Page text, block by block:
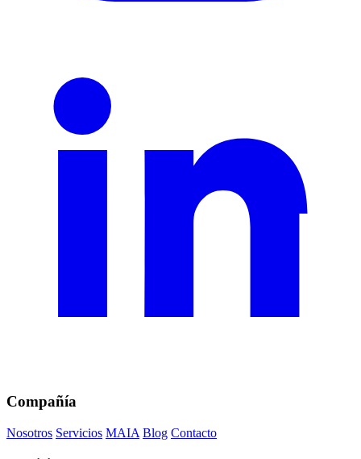
Compañía
Nosotros Servicios MAIA Blog Contacto